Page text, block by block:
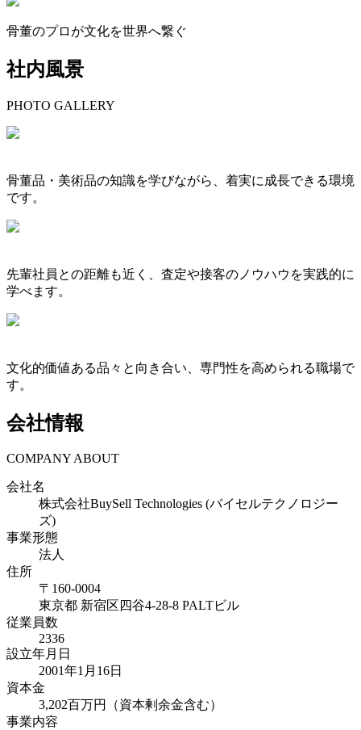
骨董のプロが文化を世界へ繋ぐ
社内風景
PHOTO GALLERY
骨董品・美術品の知識を学びながら、着実に成長できる環境
です。
先輩社員との距離も近く、査定や接客のノウハウを実践的に
学べます。
文化的価値ある品々と向き合い、専門性を高められる職場で
す。
会社情報
COMPANY ABOUT
会社名
株式会社BuySell Technologies (バイセルテクノロジー
ズ)
事業形態
法人
住所
〒 160-0004
東京都 新宿区四谷4-28-8 PALTビル
従業員数
2336
設立年月日
2001年1月16日
資本金
3,202百万円（資本剰余金含む）
事業内容